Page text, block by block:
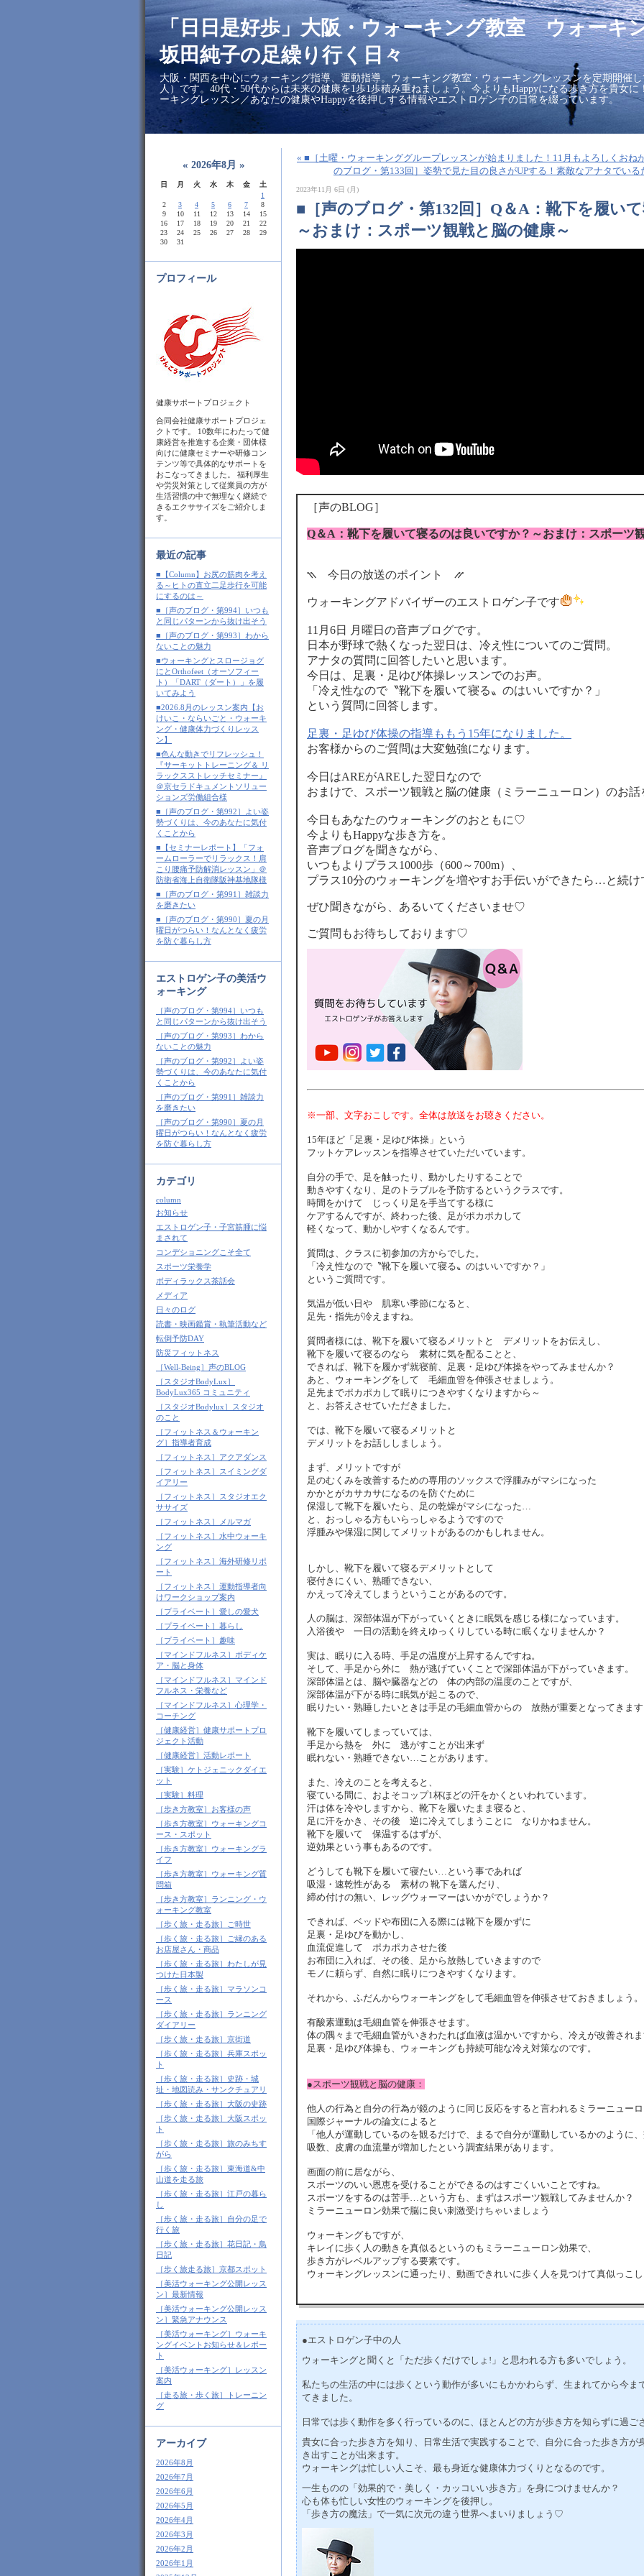
「日日是好歩」大阪・ウォーキング教室 ウォーキ
坂田純子の足繰り行く日々
大阪・関西を中心にウォーキング指導、運動指導。ウォーキング教室・ウォーキングレッスンを定期開催
人）です。40代・50代からは未来の健康を1歩1歩積み重ねましょう。今よりもHappyになる歩き方を貴女
ーキングレッスン／あなたの健康やHappyを後押しする情報やエストロゲン子の日常を綴っています。
« 2026年8月 »
日 月 火 水 木 金
土
1
2
3 4 5 6 7
8
9
10 11 12 13 14
15
16
17 18 19 20 21
22
23
24 25 26 27 28
29
30
31
プロフィール
健康サポートプロジェクト
合同会社健康サポートプロジェ
クトです。 10数年にわたって健
康経営を推進する企業・団体様
向けに健康セミナーや研修コン
テンツ等で具体的なサポートを
おこなってきました。 福利厚生
や労災対策として従業員の方が
生活習慣の中で無理なく継続で
きるエクササイズをご紹介しま
す。
最近の記事
■【Column】お尻の筋肉を考え
る～ヒトの直立二足歩行を可能
にするのは～
■［声のブログ・第994］いつも
と同じパターンから抜け出そう
■［声のブログ・第993］わから
ないことの魅力
■ウォーキングとスロージョグ
にとOrthofeet（オーソフィー
ト）「DART（ダート）」を履
いてみよう
■2026.8月のレッスン案内【お
けいこ・ならいごと・ウォーキ
ング・健康体力づくりレッス
ン】
■色んな動きでリフレッシュ！
『サーキットトレーニング＆ リ
ラックスストレッチセミナー』
＠京セラドキュメントソリュー
ションズ労働組合様
■［声のブログ・第992］よい姿
勢づくりは、今のあなたに気付
くことから
■【セミナーレポート】「フォ
ームローラーでリラックス！肩
こり腰痛予防解消レッスン」＠
防衛省海上自衛隊阪神基地隊様
■［声のブログ・第991］雑談力
を磨きたい
■［声のブログ・第990］夏の月
曜日がつらい！なんとなく疲労
を防ぐ暮らし方
エストロゲン子の美活ウ
ォーキング
［声のブログ・第994］いつも
と同じパターンから抜け出そう
［声のブログ・第993］わから
ないことの魅力
［声のブログ・第992］よい姿
勢づくりは、今のあなたに気付
くことから
［声のブログ・第991］雑談力
を磨きたい
［声のブログ・第990］夏の月
曜日がつらい！なんとなく疲労
を防ぐ暮らし方
カテゴリ
column
お知らせ
エストロゲン子・子宮筋腫に悩
まされて
コンデショニングこそ全て
スポーツ栄養学
ボディラックス茶話会
メディア
日々のログ
読書・映画鑑賞・執筆活動など
転倒予防DAY
防災フィットネス
［Well-Being］声のBLOG
［スタジオBodyLux］
BodyLux365 コミュニティ
［スタジオBodylux］スタジオ
のこと
［フィットネス＆ウォーキン
グ］指導者育成
［フィットネス］アクアダンス
［フィットネス］スイミングダ
イアリー
［フィットネス］スタジオエク
ササイズ
［フィットネス］メルマガ
［フィットネス］水中ウォーキ
ング
［フィットネス］海外研修リポ
ート
［フィットネス］運動指導者向
けワークショップ案内
［プライベート］愛しの愛犬
［プライベート］暮らし
［プライベート］趣味
［マインドフルネス］ボディケ
ア・脳と身体
［マインドフルネス］マインド
フルネス・栄養など
［マインドフルネス］心理学・
コーチング
［健康経営］健康サポートプロ
ジェクト活動
［健康経営］活動レポート
［実験］ケトジェニックダイエ
ット
［実験］料理
［歩き方教室］お客様の声
［歩き方教室］ウォーキングコ
ース・スポット
［歩き方教室］ウォーキングラ
イフ
［歩き方教室］ウォーキング質
問箱
［歩き方教室］ランニング・ウ
ォーキング教室
［歩く旅・走る旅］ご時世
［歩く旅・走る旅］ご縁のある
お店屋さん・商品
［歩く旅・走る旅］わたしが見
つけた日本製
［歩く旅・走る旅］マラソンコ
ース
［歩く旅・走る旅］ランニング
ダイアリー
［歩く旅・走る旅］京街道
［歩く旅・走る旅］兵庫スポッ
ト
［歩く旅・走る旅］史跡・城
址・地図読み・サンクチュアリ
［歩く旅・走る旅］大阪の史跡
［歩く旅・走る旅］大阪スポッ
ト
［歩く旅・走る旅］旅のみちす
がら
［歩く旅・走る旅］東海道&中
山道を走る旅
［歩く旅・走る旅］江戸の暮ら
し
［歩く旅・走る旅］自分の足で
行く旅
［歩く旅・走る旅］花日記・鳥
日記
［歩く旅走る旅］京都スポット
［美活ウォーキング公開レッス
ン］最新情報
［美活ウォーキング公開レッス
ン］緊急アナウンス
［美活ウォーキング］ウォーキ
ングイベントお知らせ＆レポー
ト
［美活ウォーキング］レッスン
案内
［走る旅・歩く旅］トレーニン
グ
アーカイブ
2026年8月
2026年7月
2026年6月
2026年5月
2026年4月
2026年3月
2026年2月
2026年1月
« ■［土曜・ウォーキンググループレッスンが始まりました！11月もよろしくおね
のブログ・第133回］姿勢で見た目の良さがUPする！素敵なアナタでい
2023年11月 6日 (月)
■［声のブログ・第132回］Q＆A：靴下を履い
～おまけ：スポーツ観戦と脳の健康～
［声のBLOG］
Q＆A：靴下を履いて寝るのは良いですか？～おまけ：スポーツ
⳹ 今日の放送のポイント ⳼
ウォーキングアドバイザーのエストロゲン子です
11月6日 月曜日の音声ブログです。
日本が野球で熱くなった翌日は、冷え性についてのご質問。
アナタの質問に回答したいと思います。
今日は、足裏・足ゆび体操レッスンでのお声。
「冷え性なので〝靴下を履いて寝る〟のはいいですか？」
という質問に回答します。
足裏・足ゆび体操の指導ももう15年になりました。
お客様からのご質問は大変勉強になります。
今日はAREがAREした翌日なので
おまけで、スポーツ観戦と脳の健康（ミラーニューロン）のお話
今日もあなたのウォーキングのおともに♡
今よりもHappyな歩き方を。
音声ブログを聞きながら、
いつもよりプラス1000歩（600～700m）、
プラス10分のウォーキングを増やすお手伝いができたら…と続け
ぜひ聞きながら、あるいてくださいませ♡
ご質問もお待ちしております♡
※一部、文字おこしです。全体は放送をお聴きください。
15年ほど「足裏・足ゆび体操」という
フットケアレッスンを指導させていただいています。
自分の手で、足を触ったり、動かしたりすることで
動きやすくなり、足のトラブルを予防するというクラスです。
時間をかけて じっくり足を手当てする様に
ケアするんですが、終わった後、足がポカポカして
軽くなって、動かしやすくなるんです。
質問は、クラスに初参加の方からでした。
「冷え性なので〝靴下を履いて寝る〟のはいいですか？」
というご質問です。
気温が低い日や 肌寒い季節になると、
足先・指先が冷えますね。
質問者様には、靴下を履いて寝るメリットと デメリットをお伝えし、
靴下を履いて寝るのなら 素材に気を配ることと、
できれば、靴下を履かず就寝前、足裏・足ゆび体操をやってみませんか？
あと、ウォーキングをして 毛細血管を伸張させましょう。
足先までポカポカして眠りにつきやすくなりますから～
と、お答えさせていただきました。
では、靴下を履いて寝るメリットと
デメリットをお話ししましょう。
まず、メリットですが
足のむくみを改善するための専用のソックスで浮腫みがマシになった
かかとがカサカサになるのを防ぐために
保湿して靴下を履いたら、足の乾燥がマシになった…
と、おっしゃる方もいらっしゃるようですので
浮腫みや保湿に関してメリットがあるのかもしれません。
しかし、靴下を履いて寝るデメリットとして
寝付きにくい、熟睡できない、
かえって冷えてしまうということがあるのです。
人の脳は、深部体温が下がっていくときに眠気を感じる様になっています。
入浴後や 一日の活動を終えゆっくりしている時に眠くなりませんか？
実は、眠りに入る時、手足の温度が上昇するんですね。
そして、手足から外に 熱が逃げていくことで深部体温が下がっていきます。
深部体温とは、脳や臓器などの 体の内部の温度のことですが、
深部体温が下がる時に眠気が起こるので、
眠りたい・熟睡したいときは手足の毛細血管からの 放熱が重要となってきま
靴下を履いてしまっていては、
手足から熱を 外に 逃がすことが出来ず
眠れない・熟睡できない…ことがあります。
また、冷えのことを考えると、
寝ている間に、およそコップ1杯ほどの汗をかくといわれています。
汗は体を冷やしますから、靴下を履いたまま寝ると、
足に汗をかき、その後 逆に冷えてしまうことに なりかねません。
靴下を履いて 保温するはずが、
逆効果という事もあるのです。
どうしても靴下を履いて寝たい…という事であれば
吸湿・速乾性がある 素材の 靴下を選んだり、
締め付けの無い、レッグウォーマーはいかがでしょうか？
できれば、ベッドや布団に入る際には靴下を履かずに
足裏・足ゆびを動かし、
血流促進して ポカポカさせた後
お布団に入れば、その後、足から放熱していきますので
モノに頼らず、自然に眠りにつきやすくなります。
それから、ふだんからウォーキングをして毛細血管を伸張させておきましょう。
有酸素運動は毛細血管を伸張させます。
体の隅々まで毛細血管がいきわたれば血液は温かいですから、冷えが改善され
足裏・足ゆび体操も、ウォーキングも持続可能な冷え対策なのです。
●スポーツ観戦と脳の健康：
他人の行為と自分の行為が鏡のように同じ反応をすると言われるミラーニュー
国際ジャーナルの論文によると
「他人が運動しているのを観るだけで、まるで自分が運動しているかのように
吸数、皮膚の血流量が増加したという調査結果があります。
画面の前に居ながら、
スポーツのいい恩恵を受けることができるのはすごくいいことですね。
スポーツをするのは苦手…という方も、まずはスポーツ観戦してみませんか？
ミラーニューロン効果で脳に良い刺激受けちゃいましょう
ウォーキングもですが、
キレイに歩く人の動きを真似るというのもミラーニューロン効果で、
歩き方がレベルアップする要素です。
ウォーキングレッスンに通ったり、動画できれいに歩く人を見つけて真似っこ
●エストロゲン子中の人
ウォーキングと聞くと「ただ歩くだけでしょ!」と思われる方も多いでしょう。
私たちの生活の中には歩くという動作が多いにもかかわらず、生まれてから今ま
てきました。
日常では歩く動作を多く行っているのに、ほとんどの方が歩き方を知らずに過ご
貴女に合った歩き方を知り、日常生活で実践することで、自分に合った歩き方が
き出すことが出来ます。
ウォーキングは忙しい人こそ、最も身近な健康体力づくりとなるのです。
一生ものの「効果的で・美しく・カッコいい歩き方」を身につけませんか？
心も体も忙しい女性のウォーキングを後押し。
「歩き方の魔法」で一気に次元の違う世界へまいりましょう♡